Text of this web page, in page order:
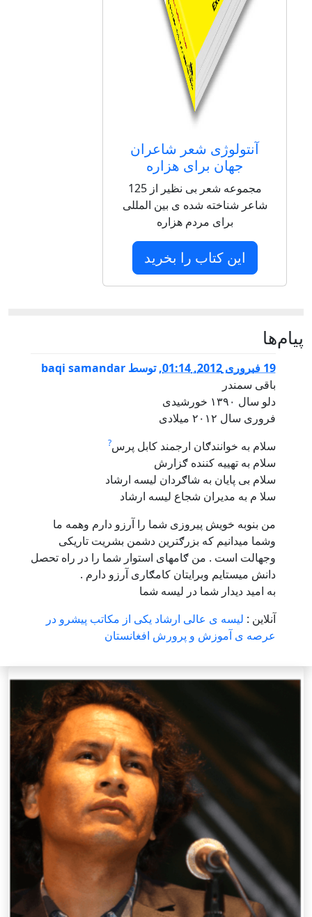
آنتولوژی شعر شاعران
جهان برای هزاره
مجموعه شعر بی نظیر از 125
شاعر شناخته شده ی بین المللی
برای مردم هزاره
این کتاب را بخرید
پيام‌ها
19 فبروری 2012, 01:14 ,توسط baqi samandar
باقی سمندر
دلو سال ۱۳۹۰ خورشیدی
فروری سال ۲۰۱۲ میلادی
سلام به خوانندګان ارجمند کابل پرس?
سلام به تهییه کننده ګزارش
سلام بی پایان به شاګردان لیسه ارشاد
سلا م به مدیران شجاع لیسه ارشاد
من بنوبه خویش پیروزی شما را آرزو دارم وهمه ما
وشما میدانیم که بزرګترین دشمن بشریت تاریکی
وجهالت است . من ګامهای استوار شما را در راه تحصل
دانش میستایم وبرایتان کامګاری آرزو دارم .
به امید دیدار شما در لیسه شما
آنلاین : لیسه ی عالی ارشاد یکی از مکاتب پیشرو در
عرصه ی آموزش و پرورش افغانستان